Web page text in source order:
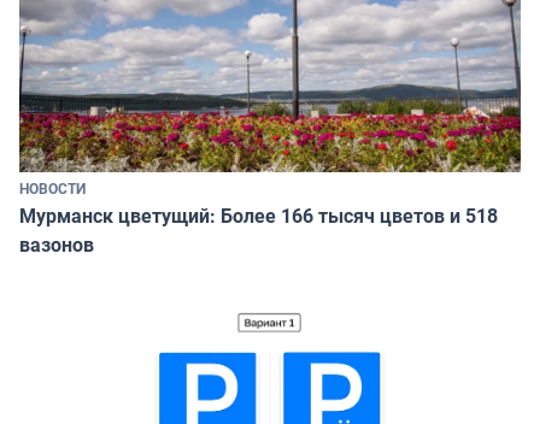
НОВОСТИ
Мурманск цветущий: Более 166 тысяч цветов и 518
вазонов